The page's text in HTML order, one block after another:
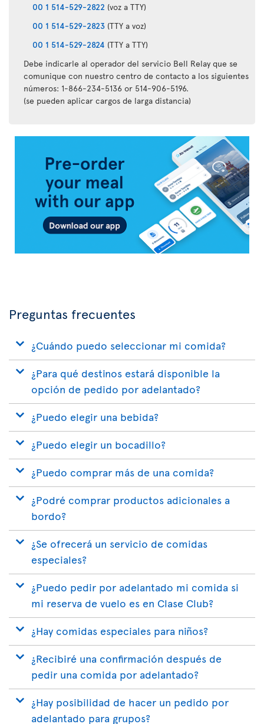
00 1 514-529-2822 (voz a TTY)
00 1 514-529-2823 (TTY a voz)
00 1 514-529-2824 (TTY a TTY)
Debe indicarle al operador del servicio Bell Relay que se
comunique con nuestro centro de contacto a los siguientes
números: 1-866-234-5136 or 514-906-5196.
(se pueden aplicar cargos de larga distancia)
Transat
Preguntas frecuentes
¿Cuándo puedo seleccionar mi comida?
¿Para qué destinos estará disponible la
opción de pedido por adelantado?
¿Puedo elegir una bebida?
¿Puedo elegir un bocadillo?
¿Puedo comprar más de una comida?
¿Podré comprar productos adicionales a
bordo?
¿Se ofrecerá un servicio de comidas
especiales?
¿Puedo pedir por adelantado mi comida si
mi reserva de vuelo es en Clase Club?
¿Hay comidas especiales para niños?
¿Recibiré una confirmación después de
pedir una comida por adelantado?
¿Hay posibilidad de hacer un pedido por
adelantado para grupos?